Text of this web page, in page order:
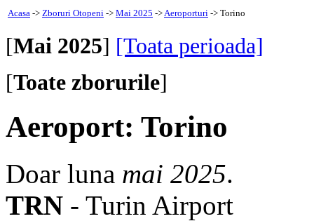
Acasa -> Zboruri Otopeni -> Mai 2025 ->Aeroporturi -> Torino
[Mai 2025] [Toata perioada]
[Toate zborurile]
Aeroport: Torino
Doar luna mai 2025.
TRN - Turin Airport